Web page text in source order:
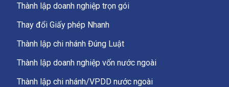
Thành lập doanh nghiệp trọn gói
Thay đổi Giấy phép Nhanh
Thành lập chi nhánh Đúng Luật
Thành lập doanh nghiệp vốn nước ngoài
Thành lập chi nhánh/VPDD nước ngoài